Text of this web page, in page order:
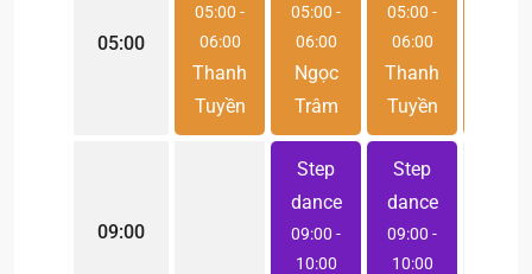
05:00
05:00 -
06:00
Thanh
Tuyền
05:00 -
06:00
Ngọc
Trâm
05:00 -
06:00
Thanh
Tuyền
09:00
Step
dance
09:00 -
10:00
Step
dance
09:00 -
10:00